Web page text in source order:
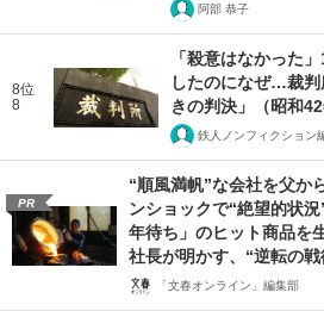
阿部 恭子
8位
8
「殺意はなかった
したのになぜ…裁
きの判決」（昭和42
鉄人ノンフィクション
PR
“順風満帆”な会社を父か
ンショックで“絶望的状
年待ち」のヒット商品を
社長が明かす、“逆転の戦
「文春オンライン」編集部